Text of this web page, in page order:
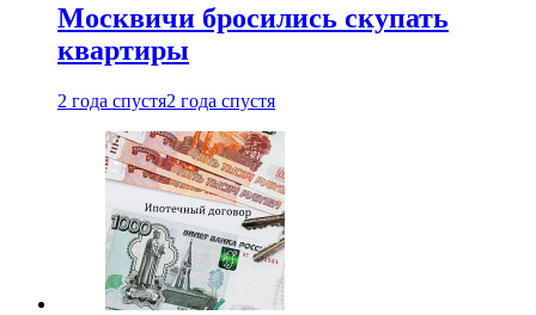
Москвичи бросились скупать
квартиры
2 года спустя2 года спустя